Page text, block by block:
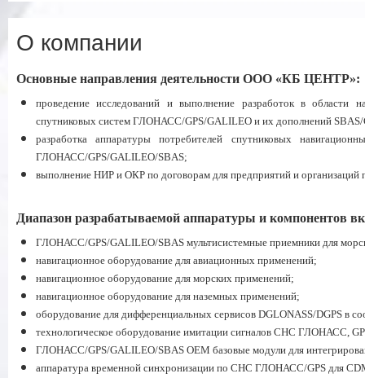
О компании
Основные направления деятельности ООО «КБ ЦЕНТР»:
проведение исследований и выполнение разработок в области
спутниковых систем ГЛОНАСС/GPS/GALILEO и их дополнений
разработка аппаратуры потребителей спутниковых
ГЛОНАСС/GPS/GALILEO/SBAS;
выполнение НИР и ОКР по договорам для предприятий и организаций
Диапазон разрабатываемой аппаратуры и компонентов
ГЛОНАСС/GPS/GALILEO/SBAS мультисистемные приемники для
навигационное оборудование для авиационных применений;
навигационное оборудование для морских применений;
навигационное оборудование для наземных применений;
оборудование для дифференциальных сервисов DGLONASS/DGPS в
технологическое оборудование имитации сигналов СНС ГЛОНАСС,
ГЛОНАСС/GPS/GALILEO/SBAS ОЕМ базовые модули для
аппаратура временной синхронизации по СНС ГЛОНАСС/GPS для